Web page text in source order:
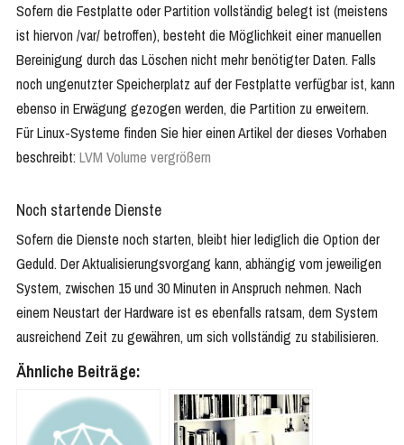
Sofern die Festplatte oder Partition vollständig belegt ist (meistens
ist hiervon /var/ betroffen), besteht die Möglichkeit einer manuellen
Bereinigung durch das Löschen nicht mehr benötigter Daten. Falls
noch ungenutzter Speicherplatz auf der Festplatte verfügbar ist, kann
ebenso in Erwägung gezogen werden, die Partition zu erweitern.
Für Linux-Systeme finden Sie hier einen Artikel der dieses Vorhaben
beschreibt: LVM Volume vergrößern
Noch startende Dienste
Sofern die Dienste noch starten, bleibt hier lediglich die Option der
Geduld. Der Aktualisierungsvorgang kann, abhängig vom jeweiligen
System, zwischen 15 und 30 Minuten in Anspruch nehmen. Nach
einem Neustart der Hardware ist es ebenfalls ratsam, dem System
ausreichend Zeit zu gewähren, um sich vollständig zu stabilisieren.
Ähnliche Beiträge: